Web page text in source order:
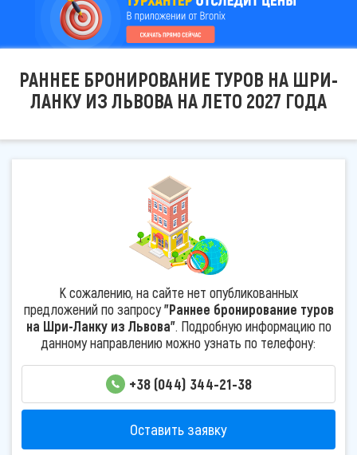
РАННЕЕ БРОНИРОВАНИЕ ТУРОВ НА ШРИ-
ЛАНКУ ИЗ ЛЬВОВА НА ЛЕТО 2027 ГОДА
К сожалению, на сайте нет опубликованных
предложений по запросу"Раннее бронирование туров
на Шри-Ланку из Львова". Подробную информацию по
данному направлению можно узнать по телефону:
+38 (044) 344-21-38
Оставить заявку